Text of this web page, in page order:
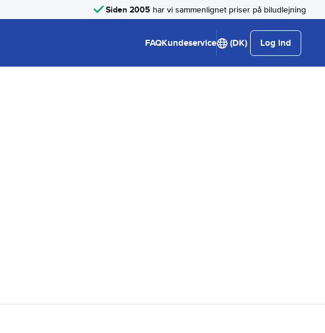
Siden 2005 har vi sammenlignet priser på biludlejning
FAQKundeservice (DK) Log ind